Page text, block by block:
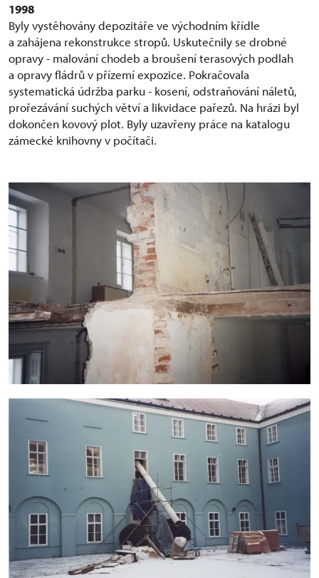
1998
Byly vystěhovány depozitáře ve východním křídle
a zahájena rekonstrukce stropů. Uskutečnily se drobné
opravy - malování chodeb a broušení terasových podlah
a opravy fládrů v přízemí expozice. Pokračovala
systematická údržba parku - kosení, odstraňování náletů,
prořezávání suchých větví a likvidace pařezů. Na hrázi byl
dokončen kovový plot. Byly uzavřeny práce na katalogu
zámecké knihovny v počítači.